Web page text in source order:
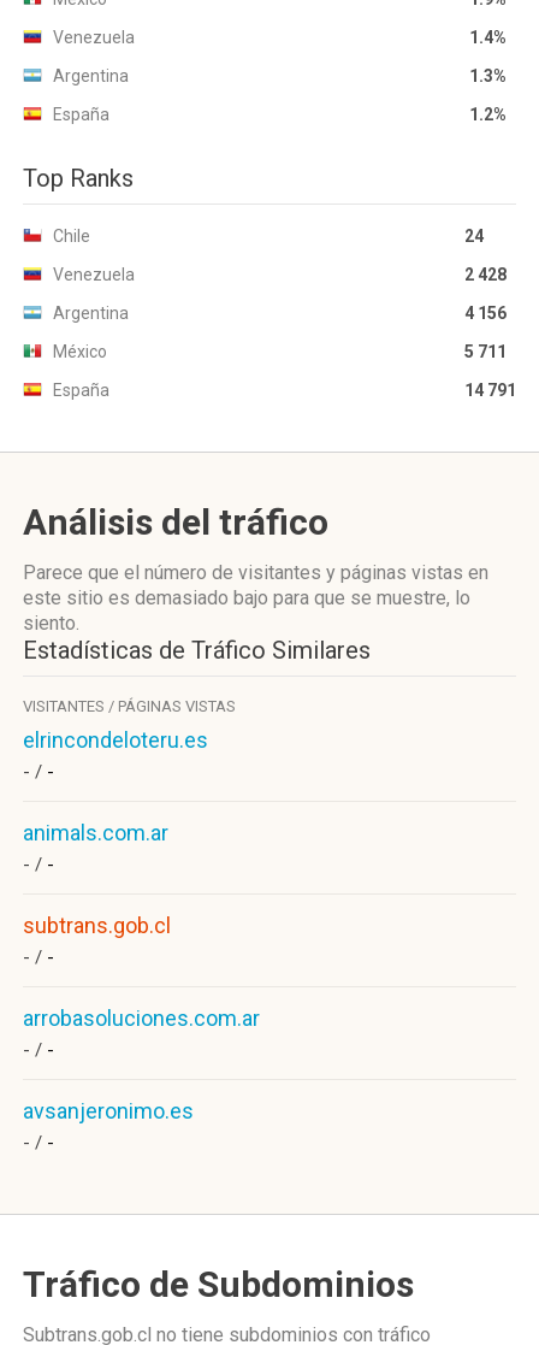
Venezuela
1.4%
Argentina
1.3%
España
1.2%
Top Ranks
Chile
24
Venezuela
2 428
Argentina
4 156
México
5 711
España
14 791
Análisis del tráfico
Parece que el número de visitantes y páginas vistas en
este sitio es demasiado bajo para que se muestre, lo
siento.
Estadísticas de Tráfico Similares
VISITANTES / PÁGINAS VISTAS
elrincondeloteru.es
- / -
animals.com.ar
- / -
subtrans.gob.cl
- / -
arrobasoluciones.com.ar
- / -
avsanjeronimo.es
- / -
Tráfico de Subdominios
Subtrans.gob.cl no tiene subdominios con tráfico